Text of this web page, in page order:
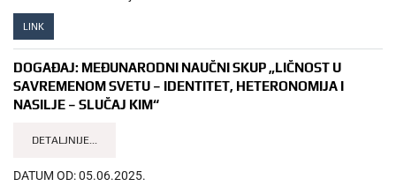
LINK
DOGAĐAJ: MEĐUNARODNI NAUČNI SKUP „LIČNOST U
SAVREMENOM SVETU – IDENTITET, HETERONOMIJA I
NASILJE – SLUČAJ KIM“
DETALJNIJE...
DATUM OD:05.06.2025.